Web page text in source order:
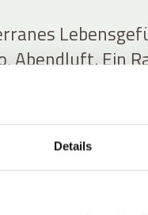
Details
Abendluft. Ein